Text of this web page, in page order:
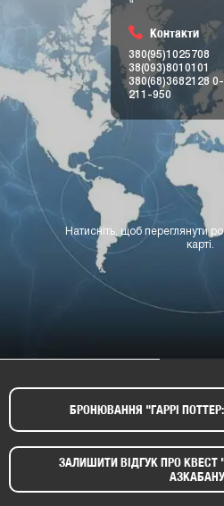
(район
Контакти
380(95)1025708
38(093)8010101
380(68)3682128
Натисніть, щоб переглянути
карті.
БРОНЮВАННЯ "ГАРРІ
ЗАЛИШИТИ ВІДГУК ПРО КВЕСТ
АЗКАБАНУ"​